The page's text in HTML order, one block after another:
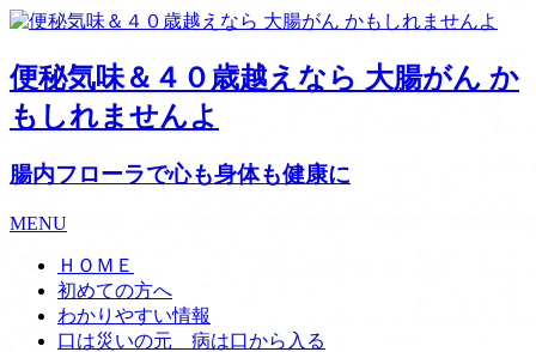
便秘気味＆４０歳越えなら 大腸がん か
もしれませんよ
腸内フローラで心も身体も健康に
MENU
ＨＯＭＥ
初めての方へ
わかりやすい情報
口は災いの元 病は口から入る